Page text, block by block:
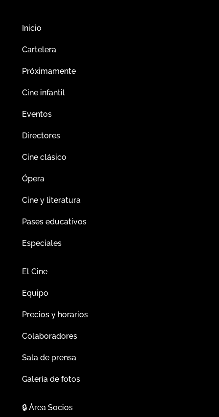
Inicio
Cartelera
Próximamente
Cine infantil
Eventos
Directores
Cine clásico
Ópera
Cine y literatura
Pases educativos
Especiales
El Cine
Equipo
Precios y horarios
Colaboradores
Sala de prensa
Galería de fotos
🔒Área Socios